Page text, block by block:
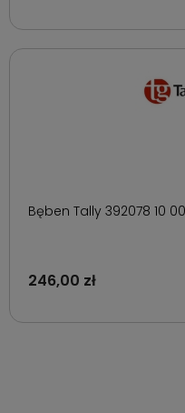
Bęben Tally 392078 10
246,00 zł